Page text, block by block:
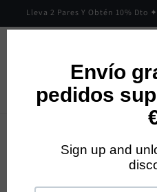
directamente
al contenido
Lleva 2 Pares Y Obtén 10% Dto